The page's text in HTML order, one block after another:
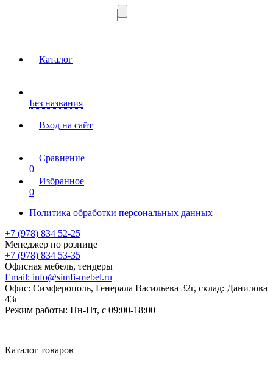
Каталог
Без названия
Вход на сайт
Сравнение
0
Избранное
0
Политика обработки персональных данных
+7 (978) 834 52-25
Менеджер по рознице
+7 (978) 834 53-35
Офисная мебель, тендеры
Email: info@simfi-mebel.ru
Офис: Симферополь, Генерала Васильева 32г, склад: Данилова
43г
Режим работы: Пн-Пт, с 09:00-18:00
Каталог товаров